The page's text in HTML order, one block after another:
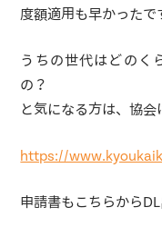
度額適用も早かったで
うちの世代はどのく
の？
と気になる方は、協会
https://
申請書もこちらからDL